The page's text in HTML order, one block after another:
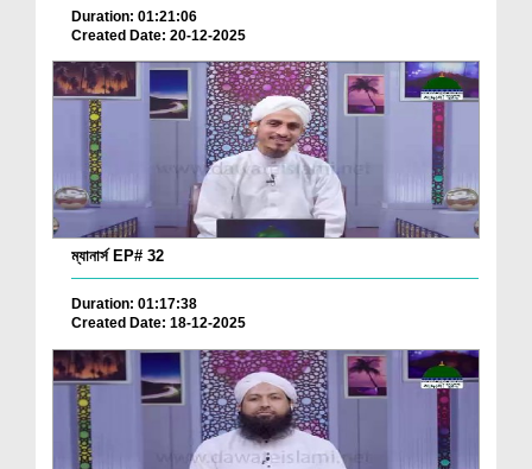
Duration: 01:21:06
Created Date: 20-12-2025
ম্যানার্স EP# 32
Duration: 01:17:38
Created Date: 18-12-2025